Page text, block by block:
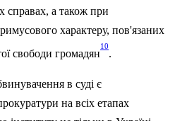
справах, а також при
характеру, пов'язаних
свободи громадян
10
.
в суді є
на всіх етапах